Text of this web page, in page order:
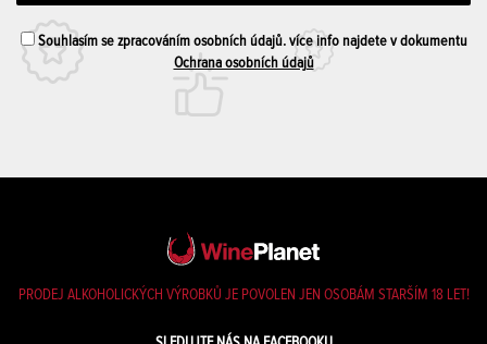
Souhlasím se zpracováním osobních údajů. více info najdete v dokumentu
Ochrana osobních údajů
PRODEJ ALKOHOLICKÝCH VÝROBKŮ JE POVOLEN JEN OSOBÁM STARŠÍM 18 LET!